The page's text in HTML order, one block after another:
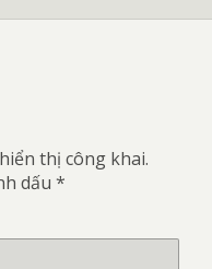
thị công khai.
dấu *